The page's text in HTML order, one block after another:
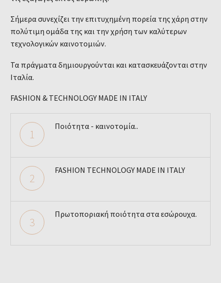
Σήμερα συνεχίζει την επιτυχημένη πορεία της χάρη στην
πολύτιμη ομάδα της και την χρήση των καλύτερων
τεχνολογικών καινοτομιών.
Τα πράγματα δημιουργούνται και κατασκευάζονται στην
Ιταλία.
FASHION & TECHNOLOGY MADE IN ITALY
1
Ποιότητα - καινοτομία..
2
FASHION TECHNOLOGY MADE IN ITALY
3
Πρωτοποριακή ποιότητα στα εσώρουχα.